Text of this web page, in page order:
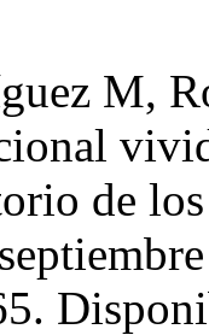
M,
de